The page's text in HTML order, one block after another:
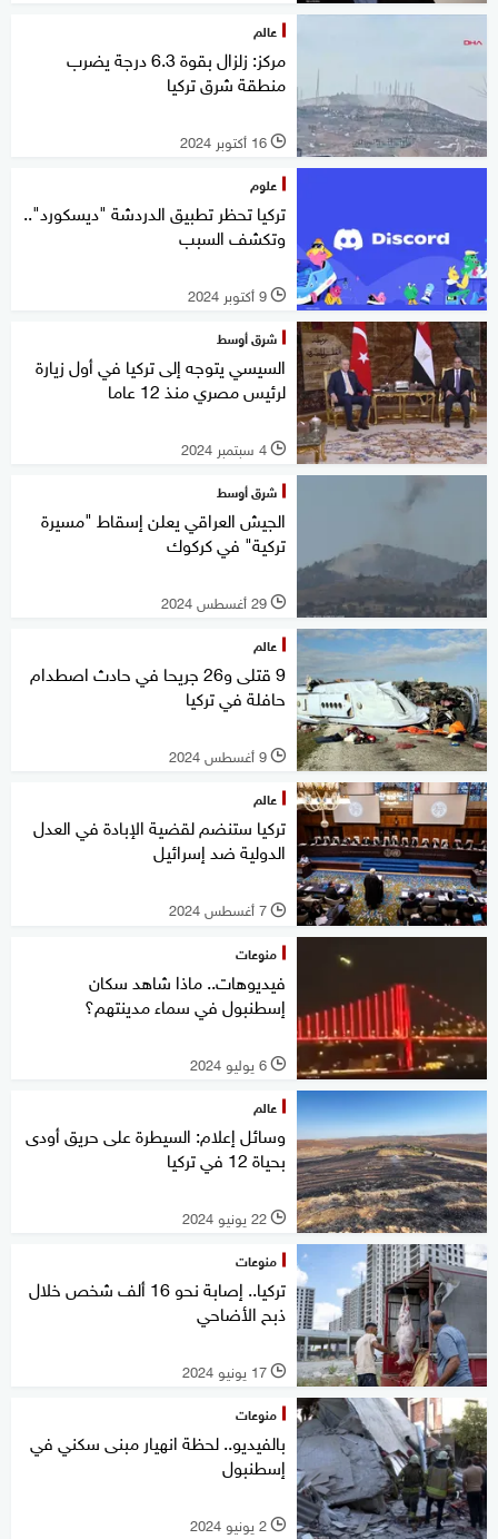
عالم
مركز: زلزال بقوة 6.3 درجة يضرب
منطقة شرق تركيا
l 16 أكتوبر 2024
علوم
تركيا تحظر تطبيق الدردشة "ديسكورد"..
وتكشف السبب
l 9 أكتوبر 2024
شرق أوسط
السيسي يتوجه إلى تركيا في أول زيارة
لرئيس مصري منذ 12 عاما
l 4 سبتمبر 2024
شرق أوسط
الجيش العراقي يعلن إسقاط "مسيرة
تركية" في كركوك
l 29 أغسطس 2024
عالم
9 قتلى و26 جريحا في حادث اصطدام
حافلة في تركيا
l 9 أغسطس 2024
عالم
تركيا ستنضم لقضية الإبادة في العدل
الدولية ضد إسرائيل
l 7 أغسطس 2024
منوعات
فيديوهات.. ماذا شاهد سكان
إسطنبول في سماء مدينتهم؟
l 6 يوليو 2024
عالم
وسائل إعلام: السيطرة على حريق أودى
بحياة 12 في تركيا
l 22 يونيو 2024
منوعات
تركيا.. إصابة نحو 16 ألف شخص خلال
ذبح الأضاحي
l 17 يونيو 2024
منوعات
بالفيديو.. لحظة انهيار مبنى سكني في
إسطنبول
l 2 يونيو 2024